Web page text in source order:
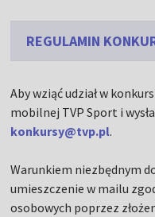
REGULAMIN
Aby wziąć udział w
mobilnej TVP Sport i
konkursy@tvp.pl.
Warunkiem niezbędnym
umieszczenie w mailu
osobowych poprzez